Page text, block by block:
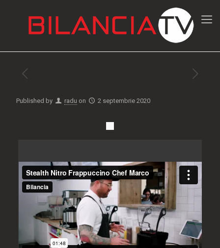
Published by radu on 2 septembrie 2020